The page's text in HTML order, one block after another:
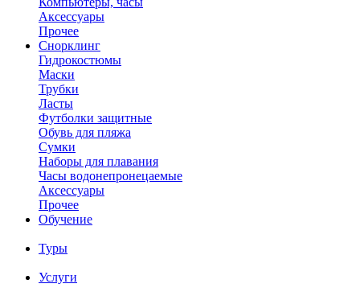
Аксессуары
Прочее
Снорклинг
Гидрокостюмы
Маски
Трубки
Ласты
Футболки защитные
Обувь для пляжа
Сумки
Наборы для плавания
Часы водонепронецаемые
Аксессуары
Прочее
Обучение
Туры
Услуги